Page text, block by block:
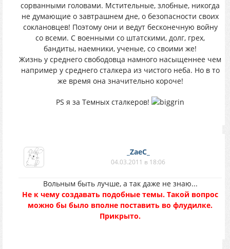
сорванными головами. Мстительные, злобные, никогда
не думающие о завтрашнем дне, о безопасности своих
соклановцев! Поэтому они и ведут бесконечную войну
со всеми. С военными со штатскими, долг, грех,
бандиты, наемники, ученые, со своими же!
Жизнь у среднего свободовца намного насыщеннее чем
например у среднего сталкера из чистого неба. Но в то
же время она значительно короче!
PS я за Темных сталкеров!
_ZaeC_
04.03.2011 в 18:06
Вольным быть лучше, а так даже не знаю...
Не к чему создавать подобные темы. Такой вопрос
можно бы было вполне поставить во флудилке.
Прикрыто.